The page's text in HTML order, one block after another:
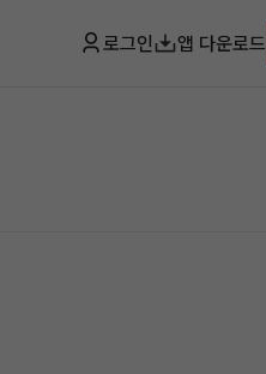
로그인 앱 다운로드